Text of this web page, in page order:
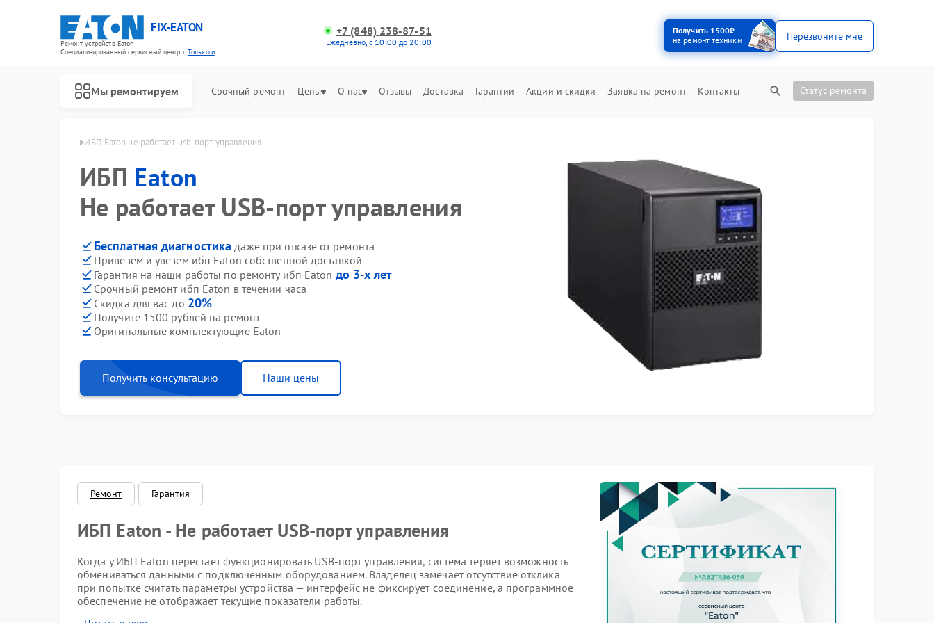
FIX-EATON
Ремонт устройств Eaton
Специализированный cервисный центр г.Тольятти
+7 (848) 238-87-51
Ежедневно, с 10:00 до 20:00
Получить 1500₽
на ремонт техники
Перезвоните мне
Мы ремонтируем Срочный ремонт Цены О нас Отзывы Доставка Гарантии Акции и скидки Заявка на ремонт Контакты Статус ремонта
Eaton в Тольятти ИБП Eaton не работает usb-порт управления
ИБП Eaton
Не работает USB-порт управления
Бесплатная диагностика даже при отказе от ремонта
Привезем и увезем ибп Eaton собственной доставкой
Гарантия на наши работы по ремонту ибп Eaton до 3-х лет
Срочный ремонт ибп Eaton в течении часа
Скидка для вас до 20%
Получите 1500 рублей на ремонт
Оригинальные комплектующие Eaton
Получить консультацию Наши цены
Ремонт Гарантия
ИБП Eaton - Не работает USB-порт управления
Когда у ИБП Eaton перестает функционировать USB‑порт управления, система теряет возможность
обмениваться данными с подключенным оборудованием. Владелец замечает отсутствие отклика
при попытке считать параметры устройства — интерфейс не фиксирует соединение, а программное
обеспечение не отображает текущие показатели работы.